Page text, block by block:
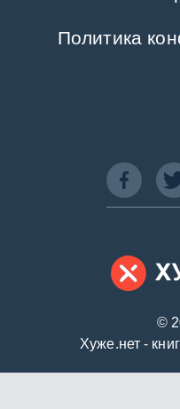
©
Хуже.нет -
Политика